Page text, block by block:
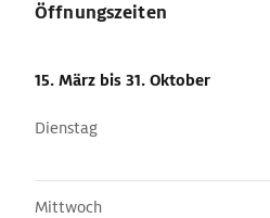
Öffnungszeiten
15. März bis 31. Oktober
Dienstag
Mittwoch